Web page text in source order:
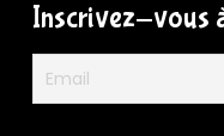
Inscrivez-vous